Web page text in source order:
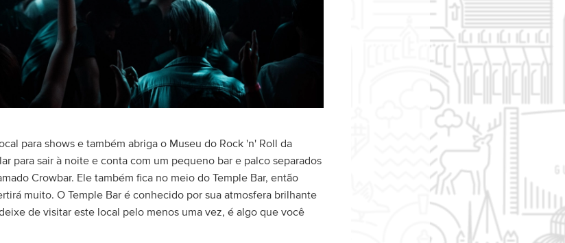
para shows e também abriga o Museu do Rock 'n' Roll da
para sair à noite e conta com um pequeno bar e palco separados
Crowbar. Ele também fica no meio do Temple Bar, então
muito. O Temple Bar é conhecido por sua atmosfera brilhante
de visitar este local pelo menos uma vez, é algo que você